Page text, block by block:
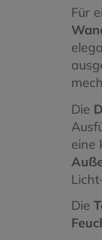
Für
Die
eine
Die